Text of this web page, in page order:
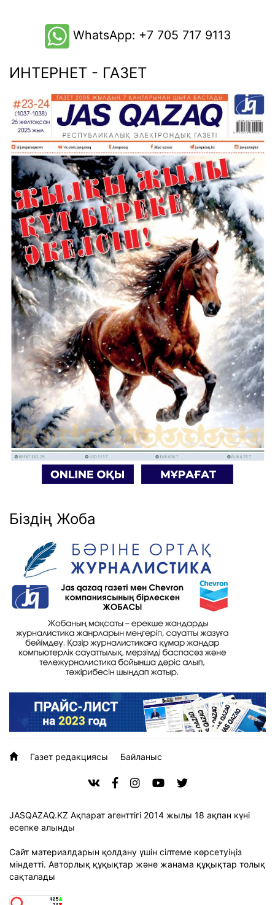
WhatsApp: +7 705 717 9113
ИНТЕРНЕТ - ГАЗЕТ
Біздің Жоба
Газет редакциясы Байланыс
JASQAZAQ.KZ Ақпарат агенттігі 2014 жылы 18 ақпан күні
есепке алынды
Сайт материалдарын қолдану үшін сілтеме көрсетуіңіз
міндетті. Авторлық құқықтар және жанама құқықтар толық
сақталады